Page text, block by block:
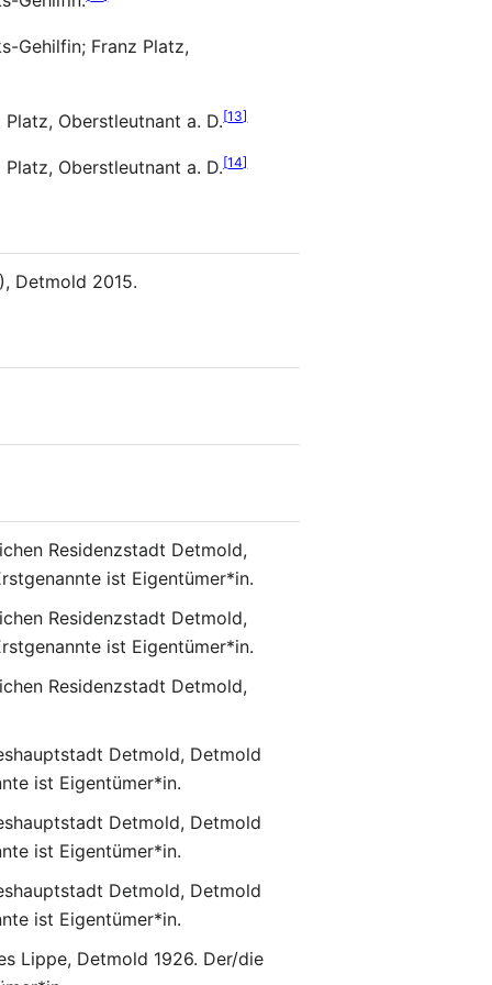
Gehilfin; Franz Platz,
Oberstleutnant a. D.[13]
Oberstleutnant a. D.[14]
Detmold 2015.
Residenzstadt Detmold,
ist Eigentümer*in.
Residenzstadt Detmold,
ist Eigentümer*in.
Residenzstadt Detmold,
Detmold, Detmold
ist Eigentümer*in.
Detmold, Detmold
ist Eigentümer*in.
Detmold, Detmold
ist Eigentümer*in.
Lippe, Detmold 1926. Der/die